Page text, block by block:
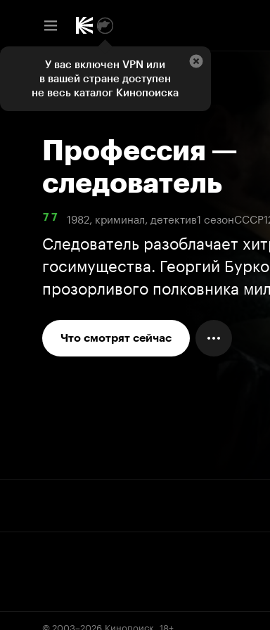
Профессия —
следователь
7 7 1982, криминал, детектив1 сезонСССР
Следователь разоблачает
госимущества. Георгий
прозорливого полковника
Что смотрят сейчас
© 2003–2026 Кинопоиск 18+
У вас включен VPN или
в вашей стране доступен
не весь каталог Кинопоиска